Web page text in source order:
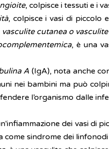
, colpisce i tessuti e i
, colpisce i vasi di piccolo
vasculite cutanea o
, è una
A (IgA), nota anche
nei bambini ma può
l’organismo dalle
dei vasi di
come sindrome dei